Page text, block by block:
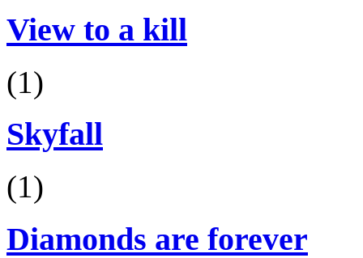
View to a kill
(1)
Skyfall
(1)
Diamonds are forever